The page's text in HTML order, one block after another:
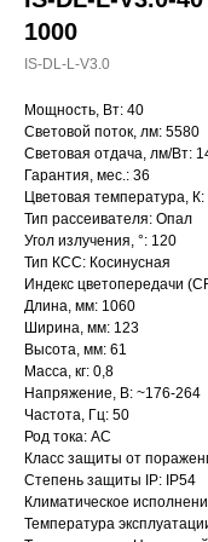
1000
IS-DL-L-V3.0
Мощность, Вт: 40
Световой поток, лм: 5580
Световая отдача, лм/Вт:
Гарантия, мес.: 36
Цветовая температура,
Тип рассеивателя: Опал
Угол излучения, °: 120
Тип КСС: Косинусная
Индекс цветопередачи
Длина, мм: 1060
Ширина, мм: 123
Высота, мм: 61
Масса, кг: 0,8
Напряжение, В: ~176-264
Частота, Гц: 50
Род тока: AC
Класс защиты от
Степень защиты IP: IP54
Климатическое
Температура